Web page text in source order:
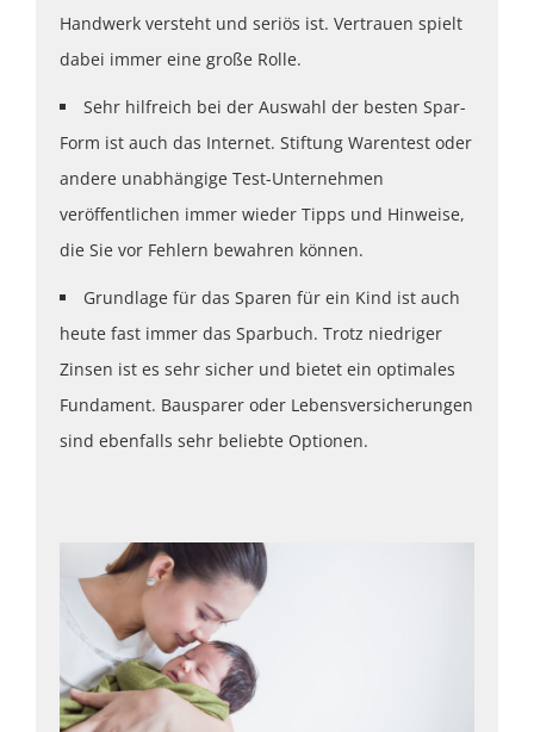
Handwerk versteht und seriös ist. Vertrauen spielt
dabei immer eine große Rolle.
Sehr hilfreich bei der Auswahl der besten Spar-
Form ist auch das Internet. Stiftung Warentest oder
andere unabhängige Test-Unternehmen
veröffentlichen immer wieder Tipps und Hinweise,
die Sie vor Fehlern bewahren können.
Grundlage für das Sparen für ein Kind ist auch
heute fast immer das Sparbuch. Trotz niedriger
Zinsen ist es sehr sicher und bietet ein optimales
Fundament. Bausparer oder Lebensversicherungen
sind ebenfalls sehr beliebte Optionen.